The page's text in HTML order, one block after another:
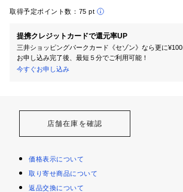
取得予定ポイント数： 75 pt
提携クレジットカードで還元率UP
三井ショッピングパークカード《セゾン》なら更に¥100
お申し込み完了後、最短５分でご利用可能！
今すぐお申し込み
店舗在庫を確認
価格表示について
取り寄せ商品について
返品交換について